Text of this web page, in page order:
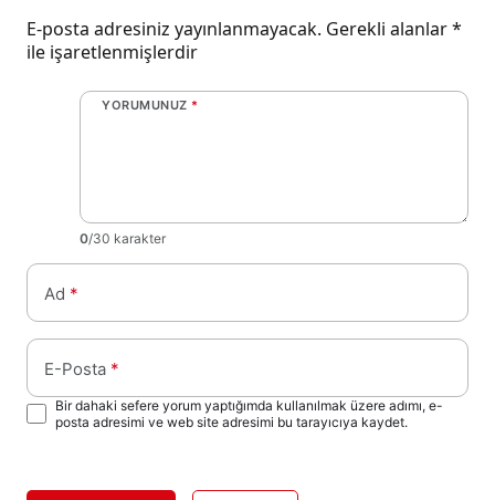
E-posta adresiniz yayınlanmayacak. Gerekli alanlar*
ile işaretlenmişlerdir
YORUMUNUZ *
0/30 karakter
Ad *
E-Posta *
Bir dahaki sefere yorum yaptığımda kullanılmak üzere adımı, e-
posta adresimi ve web site adresimi bu tarayıcıya kaydet.